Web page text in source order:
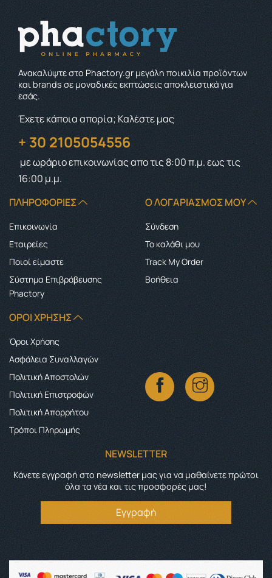
Ανακαλύψτε στο Phactory.gr μεγάλη ποικιλία προϊόντων
και brands σε μοναδικές εκπτώσεις αποκλειστικά για
εσάς.
Έχετε κάποια απορία; Καλέστε μας
+ 30 2105054556
με ωράριο επικοινωνίαςαπο τις 8:00 π.μ. εως τις
16:00 μ.μ.
ΠΛΗΡΟΦΟΡΊΕΣ
Επικοινωνία
Εταιρείες
Ποιοί είμαστε
Σύστημα Επιβράβευσης
Phactory
Ο ΛΟΓΑΡΙΑΣΜΌΣ ΜΟΥ
Σύνδεση
Το καλάθι μου
Track My Order
Boήθεια
ΌΡΟΙ ΧΡΉΣΗΣ
Όροι Χρήσης
Ασφάλεια Συναλλαγών
Πολιτική Αποστολών
Πολιτική Επιστροφών
Πολιτική Απορρήτου
Τρόποι Πληρωμής
NEWSLETTER
Κάνετε εγγραφή στο newsletter μας για να μαθαίνετε πρώτοι
όλα τα νέα και τις προσφορές μας!
Εγγραφή